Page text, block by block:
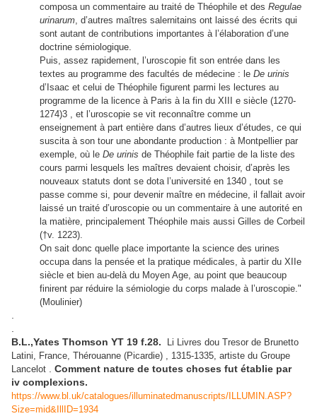
composa un commentaire au traité de Théophile et des Regulae
urinarum, d’autres maîtres salernitains ont laissé des écrits qui
sont autant de contributions importantes à l’élaboration d’une
doctrine sémiologique.
Puis, assez rapidement, l’uroscopie fit son entrée dans les
textes au programme des facultés de médecine : le De urinis
d’Isaac et celui de Théophile figurent parmi les lectures au
programme de la licence à Paris à la fin du XIII e siècle (1270-
1274)3 , et l’uroscopie se vit reconnaître comme un
enseignement à part entière dans d’autres lieux d’études, ce qui
suscita à son tour une abondante production : à Montpellier par
exemple, où le De urinis de Théophile fait partie de la liste des
cours parmi lesquels les maîtres devaient choisir, d’après les
nouveaux statuts dont se dota l’université en 1340 , tout se
passe comme si, pour devenir maître en médecine, il fallait avoir
laissé un traité d’uroscopie ou un commentaire à une autorité en
la matière, principalement Théophile mais aussi Gilles de Corbeil
(†v. 1223).
On sait donc quelle place importante la science des urines
occupa dans la pensée et la pratique médicales, à partir du XIIe
siècle et bien au-delà du Moyen Age, au point que beaucoup
finirent par réduire la sémiologie du corps malade à l’uroscopie."
(Moulinier)
B.L.,Yates Thomson YT 19 f.28.
Li Livres dou Tresor de Brunetto
Latini, France, Thérouanne (Picardie) , 1315-1335, artiste du Groupe
Lancelot
Comment nature de toutes choses fut établie par
iv complexions.
https://www.bl.uk/catalogues/illuminatedmanuscripts/ILLUMIN.ASP?
Size=mid&IllID=1934